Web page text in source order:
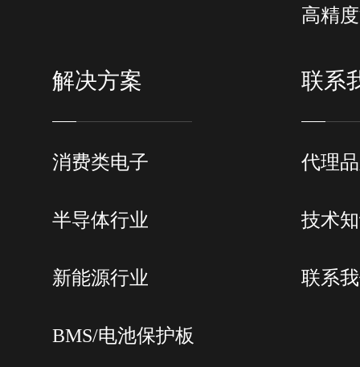
高精
解决方案
消费类电子
半导体行业
新能源行业
BMS/电池保护板
联系
代理
技术
联系